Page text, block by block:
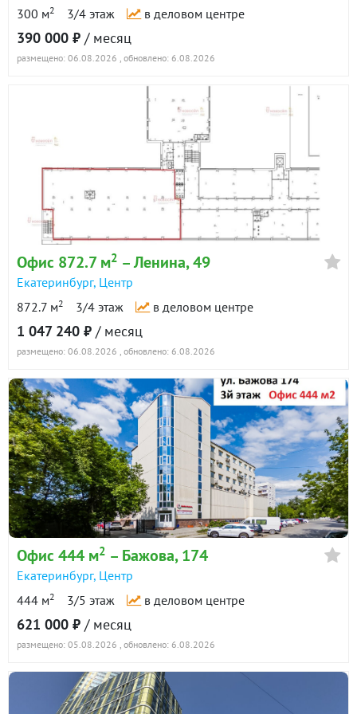
11 июля 2017
61 дн.
Показать всю историю: 9 предложений →
300 м2 3/4 этаж в деловом центре
390 000 ₽ / месяц
размещено: 06.08.2026 , обновлено: 6.08.2026
Офис 872.7 м2 – Ленина, 49
Екатеринбург, Центр
872.7 м2 3/4 этаж в деловом центре
1 047 240 ₽ / месяц
размещено: 06.08.2026 , обновлено: 6.08.2026
Офис 444 м2 – Бажова, 174
Екатеринбург, Центр
444 м2 3/5 этаж в деловом центре
621 000 ₽ / месяц
размещено: 05.08.2026 , обновлено: 6.08.2026